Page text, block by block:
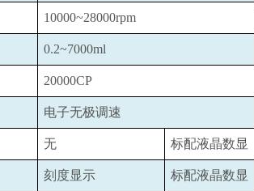
10000~28000rpm
0.2~7000ml
20000CP
电子无极调速
无 标配液晶数显
刻度显示 标配液晶数显